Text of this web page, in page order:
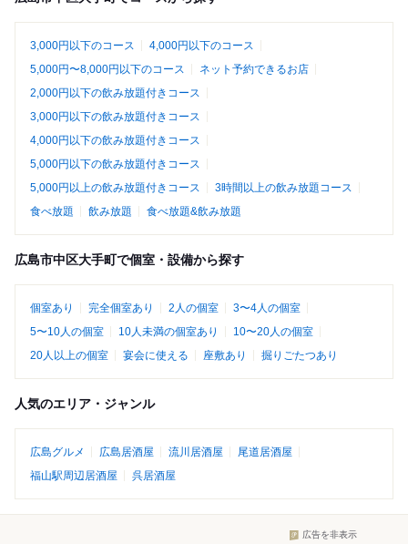
3,000円以下のコース
4,000円以下のコース
5,000円〜8,000円以下のコース
ネット予約できるお店
2,000円以下の飲み放題付きコース
3,000円以下の飲み放題付きコース
4,000円以下の飲み放題付きコース
5,000円以下の飲み放題付きコース
5,000円以上の飲み放題付きコース
3時間以上の飲み放題コース
食べ放題
飲み放題 食べ放題&飲み放題
広島市中区大手町で個室・設備から探す
個室あり 完全個室あり 2人の個室
3〜4人の個室
5〜10人の個室
10人未満の個室あり
10〜20人の個室
20人以上の個室
宴会に使える 座敷あり 掘りごたつあり
人気のエリア・ジャンル
広島グルメ 広島居酒屋 流川居酒屋
尾道居酒屋
福山駅周辺居酒屋
呉居酒屋
広告を非表示